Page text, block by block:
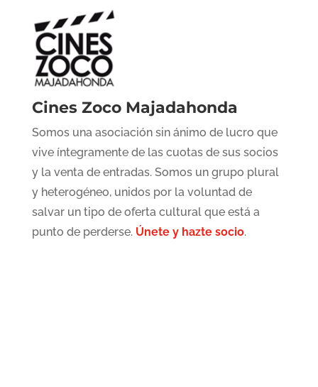
Cines Zoco Majadahonda
Somos una asociación sin ánimo de lucro que
vive íntegramente de las cuotas de sus socios
y la venta de entradas. Somos un grupo plural
y heterogéneo, unidos por la voluntad de
salvar un tipo de oferta cultural que está a
punto de perderse. Únete y hazte socio.